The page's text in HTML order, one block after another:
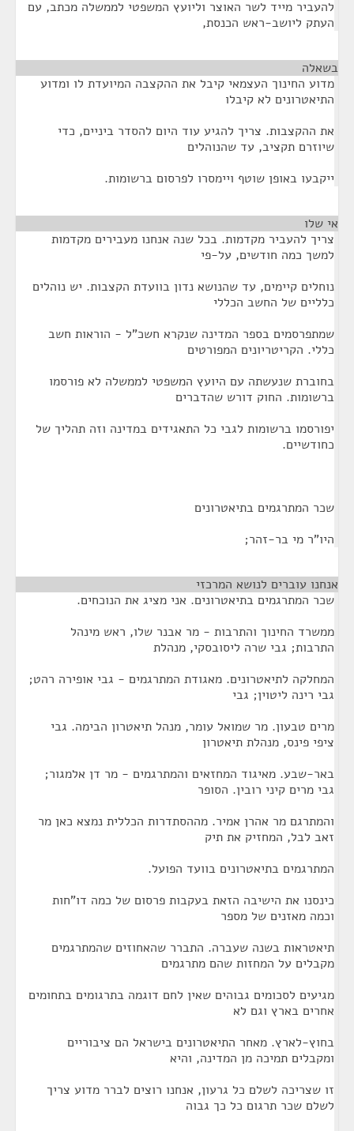
להעביר מייד לשר האוצר וליועץ המשפטי לממשלה מכתב, עם
העתק ליושב-ראש הכנסת,
בשאלה
מדוע החינוך העצמאי קיבל את ההקצבה המיועדת לו ומדוע
התיאטרונים לא קיבלו
את ההקצבות. צריך להגיע עוד היום להסדר ביניים, כדי
שיוזרם תקציב, עד שהנוהלים
ייקבעו באופן שוטף ויימסרו לפרסום ברשומות.
אי שלו
צריך להעביר מקדמות. בכל שנה אנחנו מעבירים מקדמות
למשך כמה חודשים, על-פי
נוחלים קיימים, עד שהנושא נדון בוועדת הקצבות. יש נוהלים
כלליים של החשב הכללי
שמתפרסמים בספר המדינה שנקרא חשכ"ל - הוראות חשב
כללי. הקריטריונים המפורטים
בחוברת שנעשתה עם היועץ המשפטי לממשלה לא פורסמו
ברשומות. החוק דורש שהדברים
יפורסמו ברשומות לגבי כל התאגידים במדינה וזה תהליך של
כחודשיים.
שכר המתרגמים בתיאטרונים
היו"ר מי בר-זהר;
אנחנו עוברים לנושא המרכזי
שכר המתרגמים בתיאטרונים. אני מציג את הנוכחים.
ממשרד החינוך והתרבות - מר אבנר שלו, ראש מינהל
התרבות; גבי שרה ליסובסקי, מנהלת
המחלקה לתיאטרונים. מאגודת המתרגמים - גבי אופירה רהט;
גבי רינה ליטוין; גבי
מרים טבעון. מר שמואל עומר, מנהל תיאטרון הבימה. גבי
ציפי פינס, מנהלת תיאטרון
באר-שבע. מאיגוד המחזאים והמתרגמים - מר דן אלמגור;
גבי מרים קיני רובין. הסופר
והמתרגם מר אהרן אמיר. מההסתדרות הכללית נמצא כאן מר
זאב לבל, המחזיק את תיק
המתרגמים בתיאטרונים בוועד הפועל.
כינסנו את הישיבה הזאת בעקבות פרסום של כמה דו"חות
וכמה מאזנים של מספר
תיאטראות בשנה שעברה. התברר שהאחוזים שהמתרגמים
מקבלים על המחזות שהם מתרגמים
מגיעים לסכומים גבוהים שאין לחם דוגמה בתרגומים בתחומים
אחרים בארץ וגם לא
בחוץ-לארץ. מאחר התיאטרונים בישראל הם ציבוריים
ומקבלים תמיכה מן המדינה, והיא
זו שצריכה לשלם כל גרעון, אנחנו רוצים לברר מדוע צריך
לשלם שכר תרגום כל כך גבוה